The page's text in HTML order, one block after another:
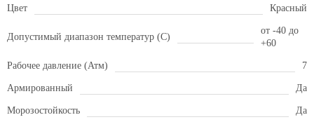
Цвет Красный
Допустимый диапазон температур (С)
от -40 до
+60
Рабочее давление (Атм) 7
Армированный Да
Морозостойкость Да